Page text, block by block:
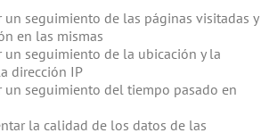
un seguimiento de las páginas visitadas y
en las mismas
un seguimiento de la ubicación y la
dirección IP
un seguimiento del tiempo pasado en
la calidad de los datos de las